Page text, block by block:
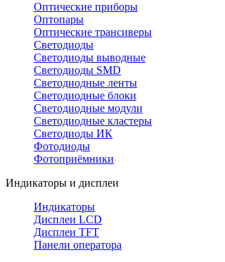
Оптические приборы
Оптопары
Оптические трансиверы
Светодиоды
Светодиоды выводные
Светодиоды SMD
Светодиодные ленты
Светодиодные блоки
Светодиодные модули
Светодиодные кластеры
Светодиоды ИК
Фотодиоды
Фотоприёмники
Индикаторы и дисплеи
Индикаторы
Дисплеи LCD
Дисплеи TFT
Панели оператора